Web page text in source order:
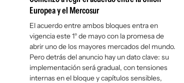
Europea y el Mercosur
El acuerdo entre ambos bloques entra en
vigencia este 1° de mayo con la promesa de
abrir uno de los mayores mercados del mundo.
Pero detrás del anuncio hay un dato clave: su
implementación será gradual, con tensiones
internas en el bloque y capítulos sensibles,